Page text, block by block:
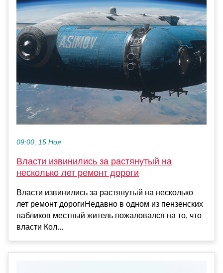
09:00, 15 Ноя
Власти извинились за растянутый на
несколько лет ремонт дороги
Власти извинились за растянутый на несколько
лет ремонт дорогиНедавно в одном из пензенских
пабликов местный житель пожаловался на то, что
власти Кол...